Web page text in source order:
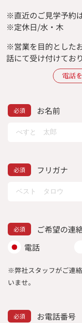
※直近のご見学予約
※定休日/水・木
※営業を目的とした
話にて受け付けており
電話
お名前
フリガナ
ご希望の連
電話
※弊社スタッフがご連
いませ。
お電話番号